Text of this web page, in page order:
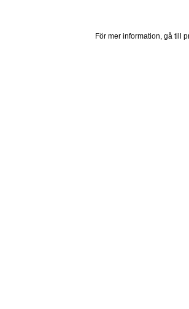
För mer information, gå till